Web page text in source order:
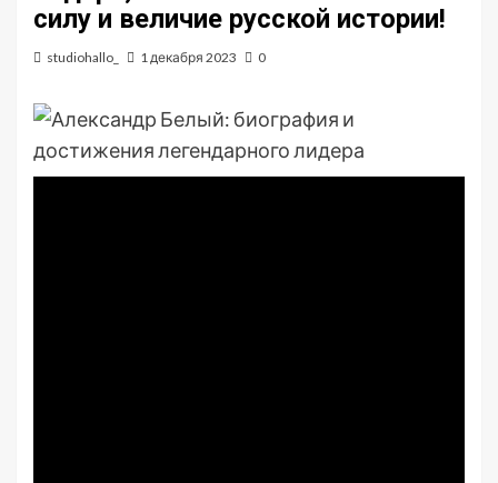
силу и величие русской истории!
studiohallo_ 1 декабря 2023 0